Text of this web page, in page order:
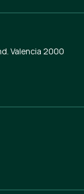
Valencia 2000